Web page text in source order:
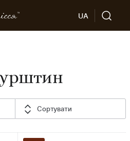
UA
Сортувати